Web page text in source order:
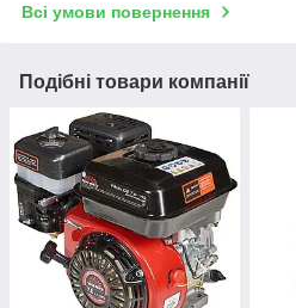
Всі умови повернення
Подібні товари компанії